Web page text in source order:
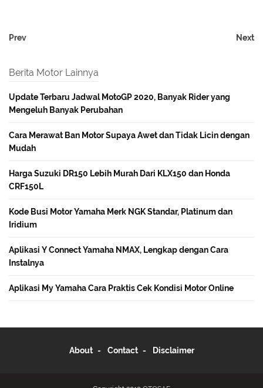
Prev Next
Berita Motor Lainnya
Update Terbaru Jadwal MotoGP 2020, Banyak Rider yang
Mengeluh Banyak Perubahan
Cara Merawat Ban Motor Supaya Awet dan Tidak Licin dengan
Mudah
Harga Suzuki DR150 Lebih Murah Dari KLX150 dan Honda
CRF150L
Kode Busi Motor Yamaha Merk NGK Standar, Platinum dan
Iridium
Aplikasi Y Connect Yamaha NMAX, Lengkap dengan Cara
Instalnya
Aplikasi My Yamaha Cara Praktis Cek Kondisi Motor Online
About Contact Disclaimer